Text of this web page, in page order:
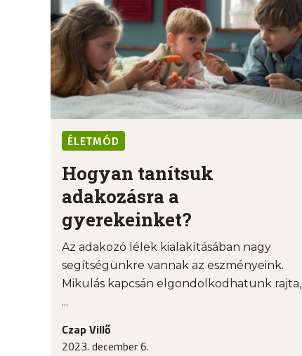
ÉLETMÓD
Hogyan tanítsuk
adakozásra a
gyerekeinket?
Az adakozó lélek kialakításában nagy
segítségünkre vannak az eszményeink.
Mikulás kapcsán elgondolkodhatunk rajta,
...
Czap Villő
2023. december 6.